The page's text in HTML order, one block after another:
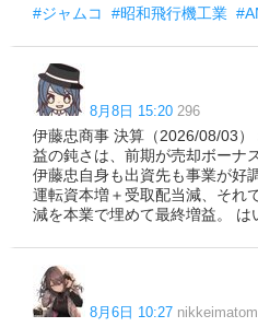
#ジャムコ
#昭和飛行機工業
8月8日 15:20 296
伊藤忠商事 決算（2026/08/03）
益の鈍さは、前期が売却ボーナ
伊藤忠自身も出資先も事業が好
運転資本増＋受取配当減、それ
減を本業で埋めて最終増益。 は
8月6日 10:27